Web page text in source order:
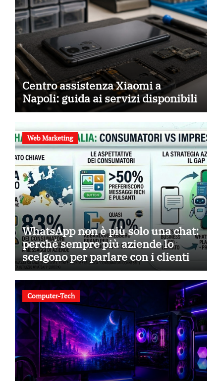
Centro assistenza Xiaomi a
Napoli: guida ai servizi disponibili
Web Marketing
WhatsApp non è più solo una chat:
perché sempre più aziende lo
scelgono per parlare con i clienti
Computer-Tech